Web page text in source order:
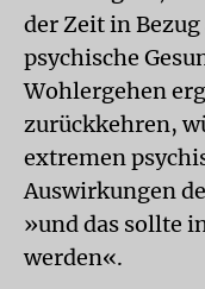
der Zeit in
psychische
Wohlergehen
zurückkehren,
extremen
Auswirkungen
»und das sollte
werden«.